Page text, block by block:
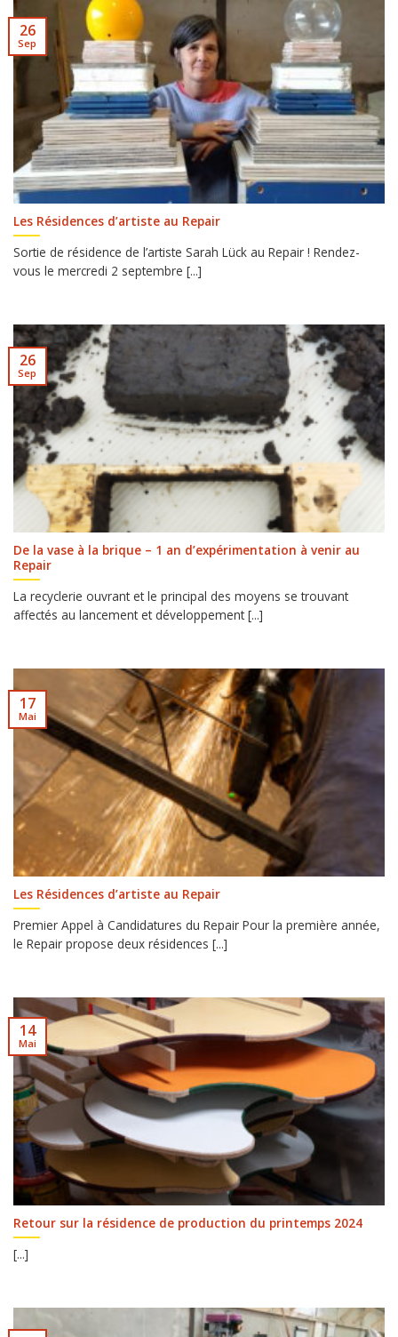
Les Résidences d’artiste au Repair
Sortie de résidence de l’artiste Sarah Lück au Repair ! Rendez-
vous le mercredi 2 septembre [...]
26
Sep
De la vase à la brique – 1 an d’expérimentation à venir au
Repair
La recyclerie ouvrant et le principal des moyens se trouvant
affectés au lancement et développement [...]
26
Sep
Les Résidences d’artiste au Repair
Premier Appel à Candidatures du Repair Pour la première année,
le Repair propose deux résidences [...]
17
Mai
Retour sur la résidence de production du printemps 2024
[...]
14
Mai